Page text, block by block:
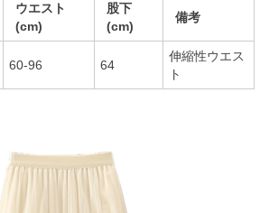
ウエスト
(cm)
股下
(cm)
備考
60-96 64
伸縮性ウエス
ト